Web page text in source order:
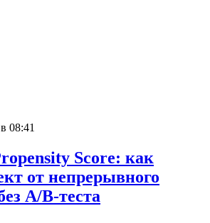
08:41
Score: как
от непрерывного
A/B-теста